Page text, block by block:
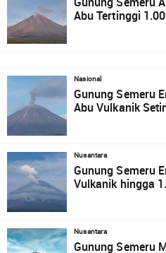
Abu Tertinggi
Nasional
Gunung Semeru
Abu Vulkanik
Nusantara
Gunung Semeru
Vulkanik hingga
Nusantara
Gunung Semeru